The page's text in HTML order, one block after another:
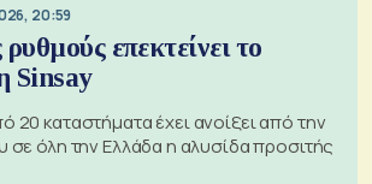
20:59
επεκτείνει το
Sinsay
20 καταστήματα έχει ανοίξει από την
σε όλη την Ελλάδα η αλυσίδα προσιτής